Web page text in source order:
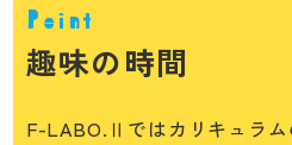
Point
趣味の時間
F-LABO.Ⅱではカリキュラム